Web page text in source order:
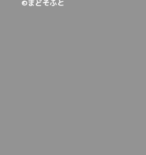
©まどそふと